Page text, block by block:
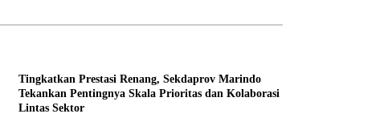
Tingkatkan Prestasi Renang, Sekdaprov Marindo
Tekankan Pentingnya Skala Prioritas dan Kolaborasi
Lintas Sektor